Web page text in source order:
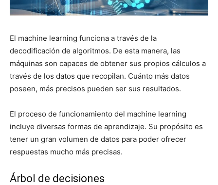
El machine learning funciona a través de la
decodificación de algoritmos. De esta manera, las
máquinas son capaces de obtener sus propios cálculos a
través de los datos que recopilan. Cuánto más datos
poseen, más precisos pueden ser sus resultados.
El proceso de funcionamiento del machine learning
incluye diversas formas de aprendizaje. Su propósito es
tener un gran volumen de datos para poder ofrecer
respuestas mucho más precisas.
Árbol de decisiones